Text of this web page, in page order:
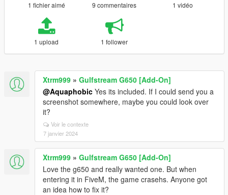
1 fichier aimé 9 commentaires 1 vidéo
1 upload 1 follower
Xtrm999 » Gulfstream G650 [Add-On]
@Aquaphobic Yes its included. If I could send you a
screenshot somewhere, maybe you could look over
it?
Voir le contexte
7 janvier 2024
Xtrm999 » Gulfstream G650 [Add-On]
Love the g650 and really wanted one. But when
entering it in FiveM, the game crasehs. Anyone got
an idea how to fix it?